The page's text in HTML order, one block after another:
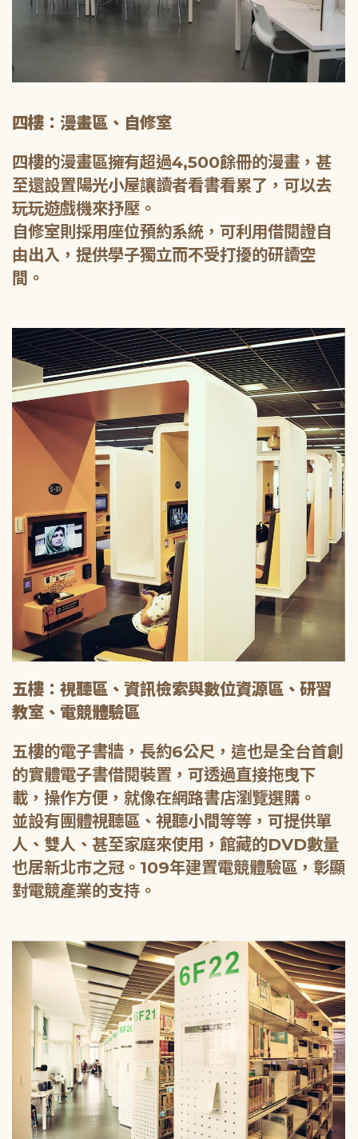
四樓：漫畫區、自修室
四樓的漫畫區擁有超過4,500餘冊的漫畫，甚
至還設置陽光小屋讓讀者看書看累了，可以去
玩玩遊戲機來抒壓。
自修室則採用座位預約系統，可利用借閱證自
由出入，提供學子獨立而不受打擾的研讀空
間。
五樓：視聽區、資訊檢索與數位資源區、研習
教室、電競體驗區
五樓的電子書牆，長約6公尺，這也是全台首創
的實體電子書借閱裝置，可透過直接拖曳下
載，操作方便，就像在網路書店瀏覽選購。
並設有團體視聽區、視聽小間等等，可提供單
人、雙人、甚至家庭來使用，館藏的DVD數量
也居新北市之冠。109年建置電競體驗區，彰顯
對電競產業的支持。